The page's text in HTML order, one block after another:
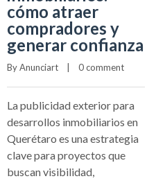
cómo atraer
compradores y
generar confianza
By Anunciart 0 comment
La publicidad exterior para
desarrollos inmobiliarios en
Querétaro es una estrategia
clave para proyectos que
buscan visibilidad,